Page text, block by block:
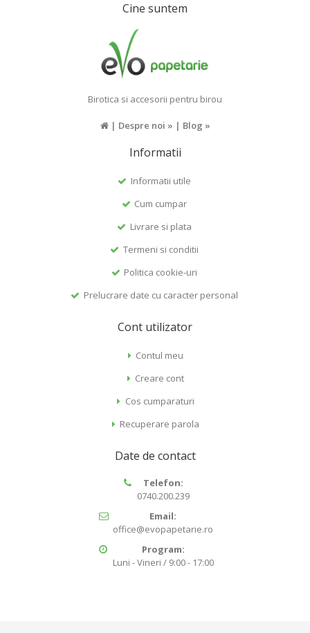
Cine suntem
Birotica si accesorii pentru birou
| Despre noi » | Blog »
Informatii
Informatii utile
Cum cumpar
Livrare si plata
Termeni si conditii
Politica cookie-uri
Prelucrare date cu caracter personal
Cont utilizator
Contul meu
Creare cont
Cos cumparaturi
Recuperare parola
Date de contact
Telefon:
0740.200.239
Email:
office@evopapetarie.ro
Program:
Luni - Vineri / 9:00 - 17:00